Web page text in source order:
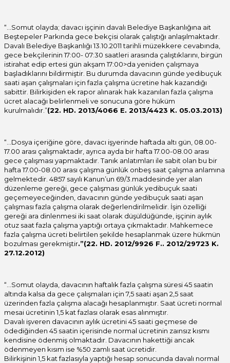
“…Somut olayda; davacı işçinin davalı Belediye Başkanlığına ait
Beştepeler Parkında gece bekçisi olarak çalıştığı anlaşılmaktadır.
Davalı Belediye Başkanlığı 13.10.2011 tarihli müzekkere cevabında,
gece bekçilerinin 17:00- 07:30 saatleri arasında çalıştıklarını, birgün
istirahat edip ertesi gün akşam 17:00>da yeniden çalışmaya
başladıklarını bildirmiştir. Bu durumda davacının günde yedibuçuk
saati aşan çalışmaları için fazla çalışma ücretine hak kazandığı
sabittir. Bilirkişiden ek rapor alınarak hak kazanılan fazla çalışma
ücret alacağı belirlenmeli ve sonucuna göre hüküm
kurulmalıdır.”(22. HD. 2013/4066 E. 2013/4423 K. 05.03.2013)
“…Dosya içeriğine göre, davacı işyerinde haftada altı gün, 08.00-
17.00 arası çalışmaktadır, ayrıca ayda bir hafta 17.00-08.00 arası
gece çalışması yapmaktadır. Tanık anlatımları ile sabit olan bu bir
hafta 17.00-08.00 arası çalışma günlük onbeş saat çalışma anlamına
gelmektedir. 4857 sayılı Kanun’un 69/3.maddesinde yer alan
düzenleme gereği, gece çalışması günlük yedibuçuk saati
geçemeyeceğinden, davacının günde yedibuçuk saati aşan
çalışması fazla çalışma olarak değerlendirilmelidir. İşin özelliği
gereği ara dinlenmesi iki saat olarak düşüldüğünde, işçinin aylık
otuz saat fazla çalışma yaptığı ortaya çıkmaktadır. Mahkemece
fazla çalışma ücreti belirtilen şekilde hesaplanmak üzere hükmün
bozulması gerekmiştir.”(22. HD. 2012/9926 F.. 2012/29723 K.
27.12.2012)
“…Somut olayda, davacının haftalık fazla çalışma süresi 45 saatin
altında kalsa da gece çalışmaları için 7,5 saati aşan 2,5 saat
üzerinden fazla çalışma alacağı hesaplanmıştır. Saat ücreti normal
mesai ücretinin 1,5 kat fazlası olarak esas alınmıştır.
Davalı işveren davacının aylık ücretini 45 saati geçmese de
ödediğinden 45 saatin içerisinde normal ücretinin zaınsız kısmı
kendisine ödenmiş olmaktadır. Davacının hakettiği ancak
ödenmeyen kısım ise %50 zamlı saat ücretidir.
Bilirkişinin 1,5 kat fazlasıyla yaptığı hesap sonucunda davalı normal